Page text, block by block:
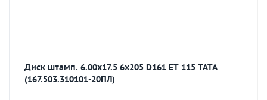
Диск штамп. 6.00х17.5 6х205 D161 ET 115 TATA
(167.503.310101-20ПЛ)